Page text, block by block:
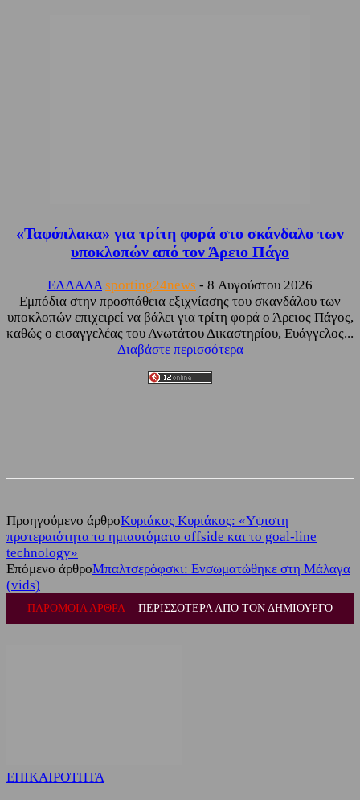
«Ταφόπλακα» για τρίτη φορά στο σκάνδαλο των
υποκλοπών από τον Άρειο Πάγο
ΕΛΛΑΔΑ sporting24news - 8 Αυγούστου 2026
Εμπόδια στην προσπάθεια εξιχνίασης του σκανδάλου των
υποκλοπών επιχειρεί να βάλει για τρίτη φορά ο Άρειος Πάγος,
καθώς ο εισαγγελέας του Ανωτάτου Δικαστηρίου, Ευάγγελος...
Διαβάστε περισσότερα
Προηγούμενο άρθροΚυριάκος Κυριάκος: «Υψιστη
προτεραιότητα το ημιαυτόματο offside και το goal-line
technology»
Επόμενο άρθροΜπαλτσερόφσκι: Ενσωματώθηκε στη Μάλαγα
(vids)
ΠΑΡΟΜΟΙΑ ΑΡΘΡΑ ΠΕΡΙΣΣΟΤΕΡΑ ΑΠΟ ΤΟΝ ΔΗΜΙΟΥΡΓΟ
ΕΠΙΚΑΙΡΟΤΗΤΑ